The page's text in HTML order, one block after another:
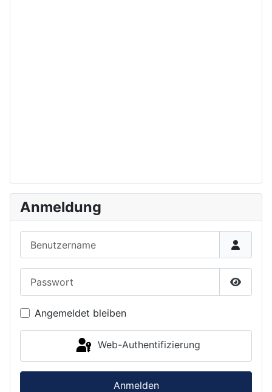
Anmeldung
Angemeldet bleiben
Web-Authentifizierung
Anmelden